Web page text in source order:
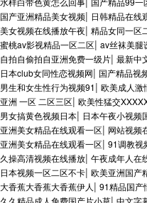
国产亚洲精品美女视频| 日韩精品在线
美女视频在线播放午夜| 精品女同一区
蜜桃av影视精品一区二区| av丝袜美腿
自拍自偷拍自亚洲免费一级片| 最新中
日本club女同性恋视频网| 国产精品视
男生和女生性行为视频91| 欧美成人激
亚洲 一区 二区三区| 欧美性猛交
男女搞黄色视频日本| 日本午夜小视频
亚洲美女精品在线观看一区| 网站视频
亚洲美女精品在线观看一区| 91调教视
久操高清视频在线播放| 午夜成年人在
日本视频一区二区不卡| 欧美亚洲国产
大香蕉大香蕉大香蕉伊人| 91精品国产